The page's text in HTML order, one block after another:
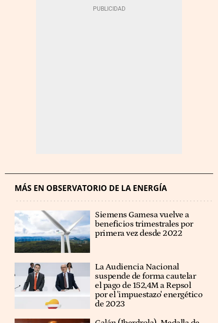
MÁS EN OBSERVATORIO DE LA ENERGÍA
Siemens Gamesa vuelve a
beneficios trimestrales por
primera vez desde 2022
La Audiencia Nacional
suspende de forma cautelar
el pago de 152,4M a Repsol
por el 'impuestazo' energético
de 2023